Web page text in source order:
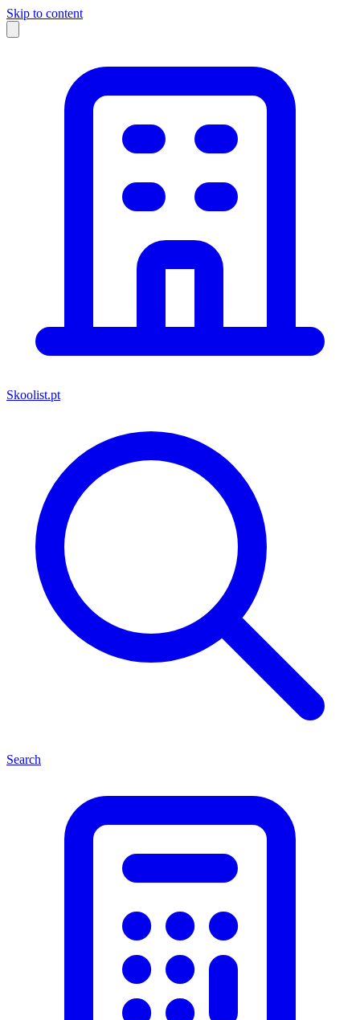
Skip to content
Skoolist.pt
Search